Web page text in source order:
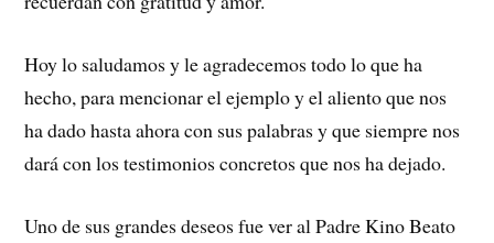
Hoy lo saludamos y le agradecemos todo lo que ha
hecho, para mencionar el ejemplo y el aliento que nos
ha dado hasta ahora con sus palabras y que siempre nos
dará con los testimonios concretos que nos ha dejado.
Uno de sus grandes deseos fue ver al Padre Kino Beato